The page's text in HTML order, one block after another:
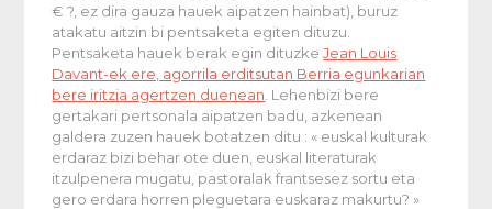
€ ?, ez dira gauza hauek aipatzen hainbat), buruz
atakatu aitzin bi pentsaketa egiten dituzu.
Pentsaketa hauek berak egin dituzkeJean Louis
Davant-ek ere, agorrila erditsutan Berria egunkarian
bere iritzia agertzen duenean . Lehenbizi bere
gertakari pertsonala aipatzen badu, azkenean
galdera zuzen hauek botatzen ditu : « euskal kulturak
erdaraz bizi behar ote duen, euskal literaturak
itzulpenera mugatu, pastoralak frantsesez sortu eta
gero erdara horren pleguetara euskaraz makurtu? »